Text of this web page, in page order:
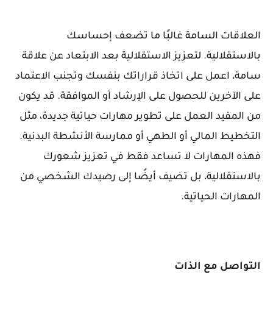
العلاقات السامة غالبًا ما تضعف إحساسك
بالاستقلالية. لتعزيز الاستقلالية بعد الابتعاد عن علاقة
سامة، اعمل على اتخاذ قراراتك بنفسك وتجنب الاعتماد
على الآخرين للحصول على الإرشاد أو الموافقة. قد يكون
من المفيد العمل على تطوير مهارات حياتية جديدة، مثل
التخطيط المالي أو الطهي أو ممارسة الأنشطة البدنية.
فهذه المهارات لا تساعد فقط في تعزيز شعورك
بالاستقلالية، بل تضيف أيضًا إلى رصيدك الشخصي من
المهارات الحياتية.
التواصل مع الذات